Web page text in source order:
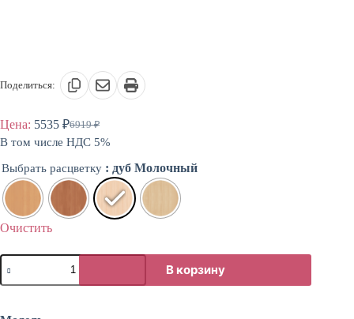
Поделиться:
Цена: 6919₽
Первоначальная
цена
6919 ₽.
5535 ₽Текущая
цена:
В том числе НДС 5%
Выбрать расцветку : дуб Молочный
Очистить
Количество
товара
Стол
В корзину